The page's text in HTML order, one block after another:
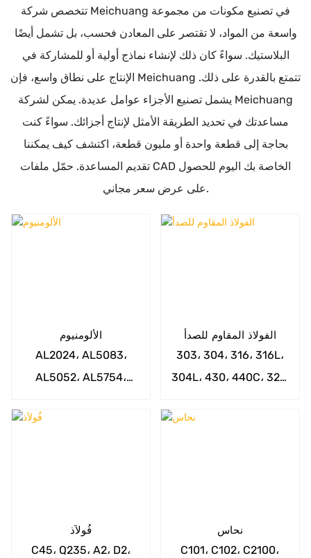
تتخصص شركة Meichuang في تصنيع مكونات من مجموعة
واسعة من المواد، لا تقتصر على المعادن فحسب، بل تشمل أيضًا
البلاستيك. سواءً كان ذلك لإنشاء نماذج أولية أو للمشاركة في
الإنتاج على نطاق واسع، فإن Meichuang تتمتع بالقدرة على ذلك.
يشمل تصنيع الأجزاء عوامل عديدة. يمكن لشركة Meichuang
مساعدتك في تحديد الطريقة الأمثل لإنتاج أجزائك. سواءً كنت
بحاجة إلى قطعة واحدة أو مليون قطعة، اكتشف كيف يمكننا
تقديم المساعدة. حمّل ملفات CAD الخاصة بك اليوم للحصول
على عرض سعر مجاني.
الألومنيوم
AL2024، AL5083،
AL5052، AL5754،
AL7075، AL6061-T6
الفولاذ المقاوم للصدأ
303، 304، 316، 316L،
304L، 430، 440C، 321،
SUS420، SUS416، 17-
فُولاَذ
C45، Q235، A2، D2،
نحاس
C101، C102، C2100،